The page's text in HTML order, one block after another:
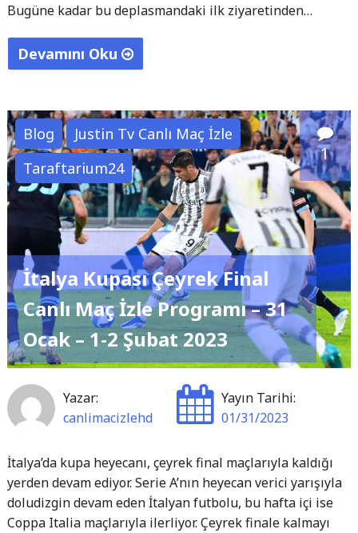
Bugüne kadar bu deplasmandaki ilk ziyaretinden…
Devamını Oku
Ümraniyespor
Süper
Lig
Maçı
Hangi
Kanalda
Saat
Kaçta"
Blog
Justin Tv Canlı Maç İzle
Taraftarium24
1
İtalya Kupası Çeyrek Final
Canlı Maç İzle Programı – 31
Ocak – 1-2 Şubat 2023
Yazar:
canlimacizlehd
Yayın Tarihi:
01/31/2023
İtalya’da kupa heyecanı, çeyrek final maçlarıyla kaldığı
yerden devam ediyor. Serie A’nın heyecan verici yarışıyla
doludizgin devam eden İtalyan futbolu, bu hafta içi ise
Coppa Italia maçlarıyla ilerliyor. Çeyrek finale kalmayı